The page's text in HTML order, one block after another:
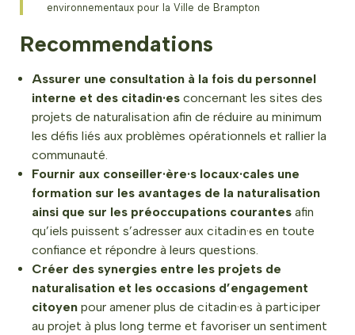
environnementaux pour la Ville de Brampton
Recommendations
Assurer une consultation à la fois du personnel
interne et des citadin·es concernant les sites des
projets de naturalisation afin de réduire au minimum
les défis liés aux problèmes opérationnels et rallier la
communauté.
Fournir aux conseiller·ère·s locaux·cales une
formation sur les avantages de la naturalisation
ainsi que sur les préoccupations courantes afin
qu’iels puissent s’adresser aux citadin·es en toute
confiance et répondre à leurs questions.
Créer des synergies entre les projets de
naturalisation et les occasions d’engagement
citoyen pour amener plus de citadin·es à participer
au projet à plus long terme et favoriser un sentiment